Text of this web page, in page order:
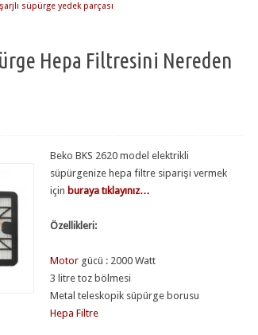
süpürge yedek parçası
Hepa Filtresini Nereden
Beko BKS 2620 model elektrikli
süpürgenize hepa filtre siparişi vermek
için buraya tıklayınız…
Özellikleri:
Motor gücü : 2000 Watt
3 litre toz bölmesi
Metal teleskopik süpürge borusu
Hepa Filtre